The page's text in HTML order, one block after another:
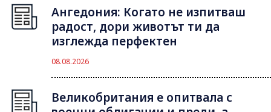
Ангедония: Когато не изпитваш
радост, дори животът ти да
изглежда перфектен
08.08.2026
Великобритания е опитвала с